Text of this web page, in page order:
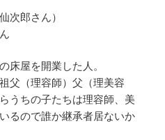
次郎さん）
床屋を開業した人。
父（理容師）父（理美容
うちの子たちは理容師、美
るので誰か継承者居ないか